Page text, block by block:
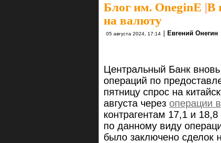
Блог им. OneginE |В
на валюту
05 августа 2024, 17:14 Евгений Онегин
Центральный Банк
операций по
пятницу спрос на
августа через операции
контрагентам 17,1 и
по данному виду
было заключено сделок